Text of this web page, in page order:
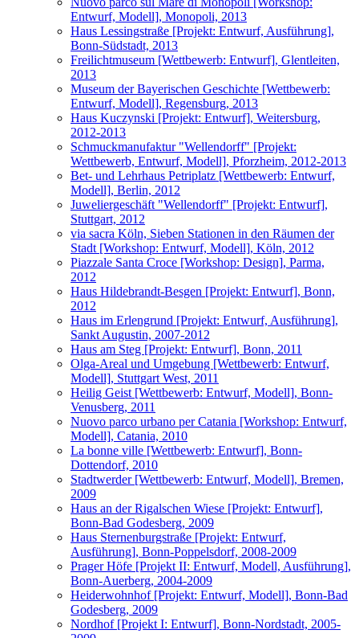
Entwurf, Modell], Monopoli, 2013
Haus Lessingstraße [Projekt: Entwurf, Ausführung],
Bonn-Südstadt, 2013
Freilichtmuseum [Wettbewerb: Entwurf], Glentleiten,
2013
Museum der Bayerischen Geschichte [Wettbewerb:
Entwurf, Modell], Regensburg, 2013
Haus Kuczynski [Projekt: Entwurf], Weitersburg,
2012-2013
Schmuckmanufaktur "Wellendorff" [Projekt:
Wettbewerb, Entwurf, Modell], Pforzheim, 2012-2013
Bet- und Lehrhaus Petriplatz [Wettbewerb: Entwurf,
Modell], Berlin, 2012
Juweliergeschäft "Wellendorff" [Projekt: Entwurf],
Stuttgart, 2012
via sacra Köln, Sieben Stationen in den Räumen der
Stadt [Workshop: Entwurf, Modell], Köln, 2012
Piazzale Santa Croce [Workshop: Design], Parma,
2012
Haus Hildebrandt-Besgen [Projekt: Entwurf], Bonn,
2012
Haus im Erlengrund [Projekt: Entwurf, Ausführung],
Sankt Augustin, 2007-2012
Haus am Steg [Projekt: Entwurf], Bonn, 2011
Olga-Areal und Umgebung [Wettbewerb: Entwurf,
Modell], Stuttgart West, 2011
Heilig Geist [Wettbewerb: Entwurf, Modell], Bonn-
Venusberg, 2011
Nuovo parco urbano per Catania [Workshop: Entwurf,
Modell], Catania, 2010
La bonne ville [Wettbewerb: Entwurf], Bonn-
Dottendorf, 2010
Stadtwerder [Wettbewerb: Entwurf, Modell], Bremen,
2009
Haus an der Rigalschen Wiese [Projekt: Entwurf],
Bonn-Bad Godesberg, 2009
Haus Sternenburgstraße [Projekt: Entwurf,
Ausführung], Bonn-Poppelsdorf, 2008-2009
Prager Höfe [Projekt II: Entwurf, Modell, Ausführung],
Bonn-Auerberg, 2004-2009
Heiderwohnhof [Projekt: Entwurf, Modell], Bonn-Bad
Godesberg, 2009
Nordhof [Projekt I: Entwurf], Bonn-Nordstadt, 2005-